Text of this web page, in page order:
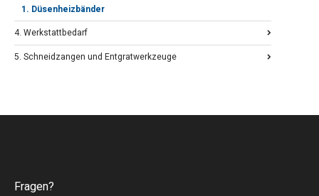
1. Düsenheizbänder
4. Werkstattbedarf
5. Schneidzangen und Entgratwerkzeuge
Fragen?